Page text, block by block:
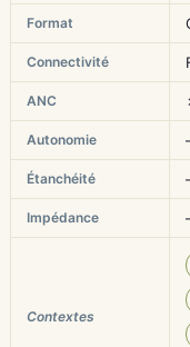
Format
Connectivité
ANC
Autonomie
Étanchéité
Impédance
Contextes